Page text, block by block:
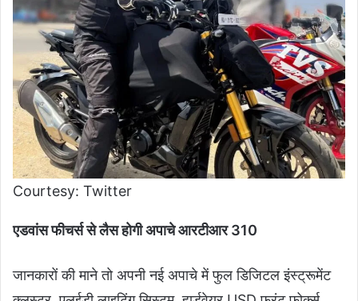
Courtesy: Twitter
एडवांस फीचर्स से लैस होगी अपाचे आरटीआर 310
जानकारों की माने तो अपनी नई अपाचे में फुल डिजिटल इंस्ट्रूमेंट